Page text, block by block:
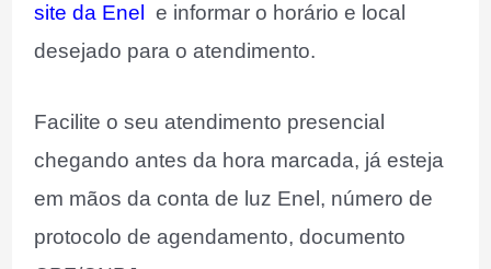
site da Enel
e informar o horário e local
desejado para o atendimento.
Facilite o seu atendimento presencial
chegando antes da hora marcada, já esteja
em mãos da conta de luz Enel, número de
protocolo de agendamento, documento